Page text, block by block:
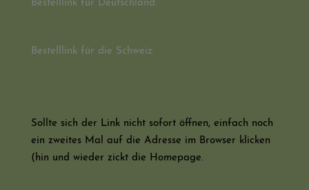
Bestelllink für Deutschland:
Bestelllink für die Schweiz:
Sollte sich der Link nicht sofort öffnen, einfach noch
ein zweites Mal auf die Adresse im Browser klicken
(hin und wieder zickt die Homepage.